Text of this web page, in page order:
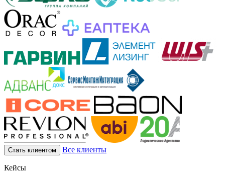
Стать клиентом Все клиенты
Кейсы